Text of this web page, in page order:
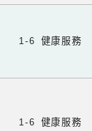
1-6 健康服務
1-6 健康服務